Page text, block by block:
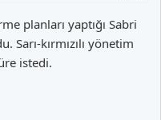
planları yaptığı Sabri
kırmızılı yönetim
istedi.